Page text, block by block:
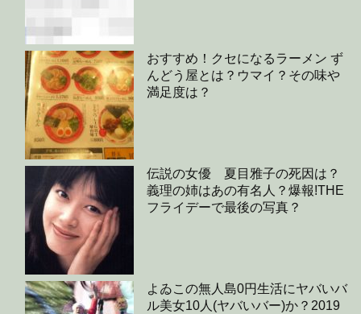
おすすめ！クセになるラーメン ず
んどう屋とは？ウマイ？その味や
満足度は？
伝説の女優 夏目雅子の死因は？
義理の姉はあの有名人？爆報!THE
フライデーで最後の写真？
よゐこの無人島0円生活にヤバいバ
ル美女10人(ヤバいバー)か？2019